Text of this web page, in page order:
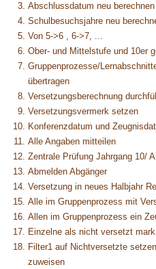
Abschlussdatum neu berechnen
Schulbesuchsjahre neu
Von 5->6 , 6->7, ...
Ober- und Mittelstufe und 10er
Gruppenprozesse/
übertragen
Versetzungsberechnung
Versetzungsvermerk setzen
Konferenzdatum und
Alle Angaben mitteilen
Zentrale Prüfung Jahrgang 10/
Abmelden Abgänger
Versetzung in neues Halbjahr
Alle im Gruppenprozess mit
Allen im Gruppenprozess ein
Einzelne als nicht versetzt
Filter1 auf Nichtversetzte
zuweisen